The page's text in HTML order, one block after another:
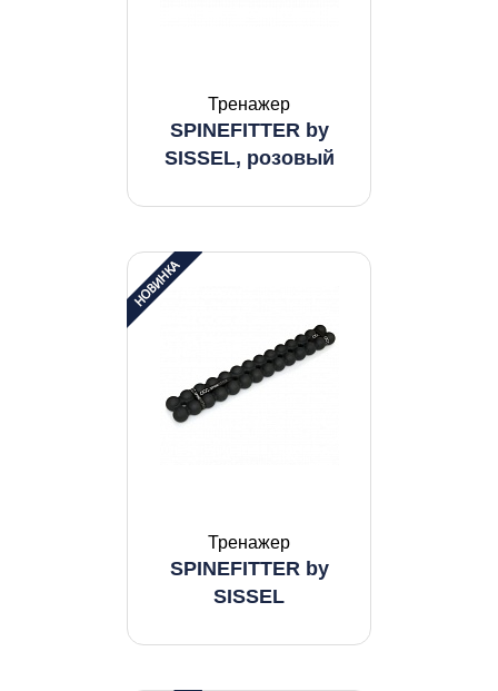
Тренажер
SPINEFITTER by
SISSEL, розовый
Тренажер
SPINEFITTER by
SISSEL